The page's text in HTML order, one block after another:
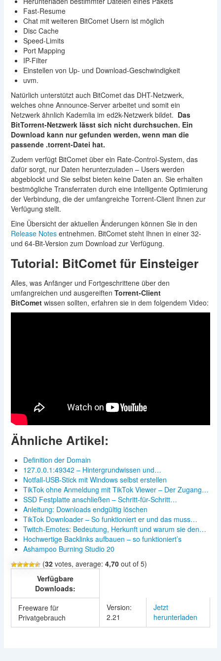
Fast-Resume
Chat mit weiteren BitComet Usern ist möglich
Disc Cache
Speed-Limits
Port Mapping
IP-Filter
Einstellen von Up- und Download-Geschwindigkeit
uvm.
Natürlich unterstützt auch BitComet das DHT-Netzwerk,
welches ohne Announce-Server arbeitet und somit ein
Netzwerk ähnlich Kademlia im ed2k-Netzwerk bildet. Das
BitTorrent-Netzwerk lässt sich nicht durchsuchen. Ein
Download kann nur gefunden werden, wenn man die
passende .torrent-Datei hat.
Zudem verfügt BitComet über ein Rate-Control-System, das
dafür sorgt, nur Daten herunterzuladen – Users werden
abgeblockt und Sie selbst bieten keine Daten an. Sie erhalten
bestmögliche Transferraten durch eine intelligente Optimierung
der Verbindung, die der umfangreiche Torrent-Client Ihnen zur
Verfügung stellt.
Eine Übersicht der aktuellen Änderungen können Sie in den
Release Notesentnehmen. BitComet steht Ihnen in einer 32-
und 64-Bit-Version zum Download zur Verfügung.
Tutorial: BitComet für Einsteiger
Alles, was Anfänger und Fortgeschrittene über den
umfangreichen und ausgereiften Torrent-Client
BitComet wissen sollten, erfahren sie in dem folgendem Video:
Ähnliche Artikel:
Definition der Domain
127.0.0.1:49342 – Hintergrundwissen und…
Notfall-USB-Stick mit Windows selbst erstellen
TikTok ohne Anmeldung mit TikTok Viewer – Der Zugang…
SSD Festplatte anschließen – Schritt-für-Schritt…
Anleitung: Downloads endgültig löschen
TikTok Downloader – So funktioniert er und das muss…
Twitch-Emotes: Bedeutung, Herkunft und warum sie den…
Hochwertige Backlinks aufbauen – so funktioniert’s
Ashampoo Burning Studio 20
(32votes, average: 4,70out of 5)
Verfügbare
Downloads:
Freeware für
Privatgebrauch
Version:
2.21
Jetzt
herunterladen